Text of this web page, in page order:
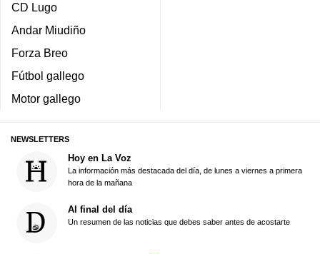
CD Lugo
Andar Miudiño
Forza Breo
Fútbol gallego
Motor gallego
NEWSLETTERS
Hoy en La Voz
La información más destacada del día, de lunes a viernes a primera
hora de la mañana
Al final del día
Un resumen de las noticias que debes saber antes de acostarte